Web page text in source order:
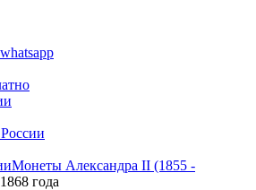
Монеты Александра II (1855 -
года